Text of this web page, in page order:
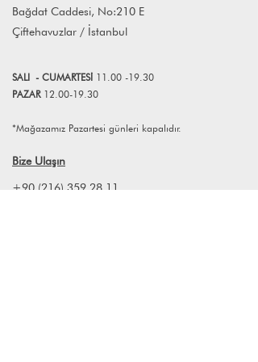
devam ediyor.
Bugün ürün gamı genişlemiş olan
renkler ve dokunuşarla yeni bir tarz
getirmektir.
üretiliyor. Ketenlerin ve kumaşlarin
rahatlık sergilemesine ve Akdeniz
dokusunu iyi yansıtmasına özen
atabilirsiniz.
Bağdat Caddesi, No:210 E
Çiftehavuzlar / İstanbul
SALI - CUMARTESİ 11.00 -19.30
PAZAR 12.00-19.30
*Mağazamız Pazartesi günleri kapalıdır.
Bize Ulaşın
+90 (216) 359 28 11